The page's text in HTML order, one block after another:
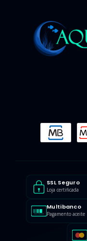
SSL Seguro
Loja certificada
MULTIBANCO
Multibanco
Pagamento aceite